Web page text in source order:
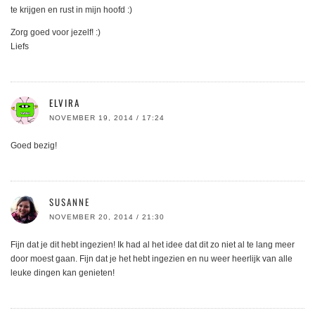
te krijgen en rust in mijn hoofd :)
Zorg goed voor jezelf! :)
Liefs
ELVIRA
NOVEMBER 19, 2014 / 17:24
Goed bezig!
SUSANNE
NOVEMBER 20, 2014 / 21:30
Fijn dat je dit hebt ingezien! Ik had al het idee dat dit zo niet al te lang meer
door moest gaan. Fijn dat je het hebt ingezien en nu weer heerlijk van alle
leuke dingen kan genieten!